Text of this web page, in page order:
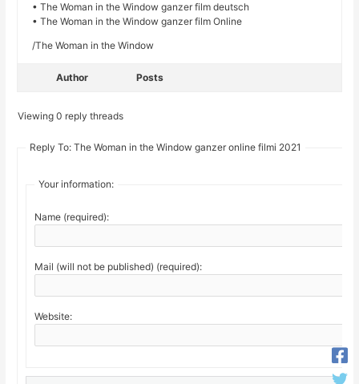
• The Woman in the Window ganzer film deutsch
• The Woman in the Window ganzer film Online
/The Woman in the Window
Author Posts
Viewing 0 reply threads
Reply To: The Woman in the Window ganzer online filmi 2021
Your information:
Name (required):
Mail (will not be published) (required):
Website: